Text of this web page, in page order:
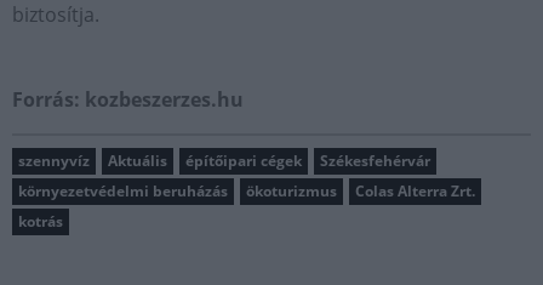
biztosítja.
Forrás: kozbeszerzes.hu
szennyvíz Aktuális építőipari cégek
Székesfehérvár
környezetvédelmi beruházás
ökoturizmus
Colas Alterra Zrt.
kotrás